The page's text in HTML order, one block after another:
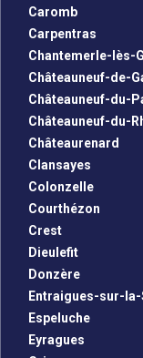
Caromb
Carpentras
Chantemerle-lès-
Châteauneuf-de-
Châteauneuf-du-
Châteauneuf-du-
Châteaurenard
Clansayes
Colonzelle
Courthézon
Crest
Dieulefit
Donzère
Entraigues-sur-
Espeluche
Eyragues